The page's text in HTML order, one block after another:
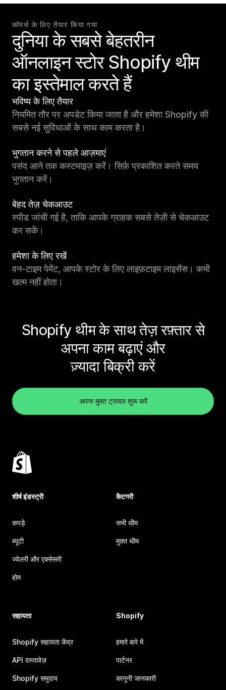
कॉमर्स के लिए तैयार किया गया
दुनिया के सबसे बेहतरीन
ऑनलाइन स्टोर Shopify थीम
का इस्तेमाल करते हैं
भविष्य के लिए तैयार
नियमित तौर पर अपडेट किया जाता है और हमेशा Shopify की
सबसे नई सुविधाओं के साथ काम करता है।
भुगतान करने से पहले आज़माएं
पसंद आने तक कस्टमाइज़ करें। सिर्फ़ प्रकाशित करते समय
भुगतान करें।
बेहद तेज़ चेकआउट
स्पीड जांची गई है, ताकि आपके ग्राहक सबसे तेज़ी से चेकआउट
कर सकें।
हमेशा के लिए रखें
वन-टाइम पेमेंट, आपके स्टोर के लिए लाइफ़टाइम लाइसेंस। कभी
खत्म नहीं होता।
Shopify थीम के साथ तेज़ रफ़्तार से
अपना काम बढ़ाएं और
ज़्यादा बिक्री करें
अपना मुफ़्त ट्रायल शुरू करें
शीर्ष इंडस्ट्री
कपड़े
ब्यूटी
ज्वेलरी और एक्सेसरी
होम
कैटगरी
सभी थीम
मुफ़्त थीम
सहायता
Shopify सहायता केंद्र
API दस्तावेज़
Shopify समुदाय
Shopify
हमारे बारे में
पार्टनर
कानूनी जानकारी